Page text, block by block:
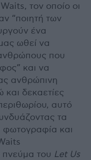
τον οποίο οι
“ποιητή των
ένα
ωθεί να
που
και να
ανθρώπινη
δεκαετίες
αυτό
τα
φωτογραφία και
του Let Us